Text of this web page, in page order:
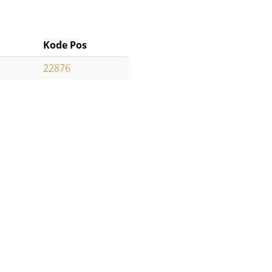
Kode Pos
22876